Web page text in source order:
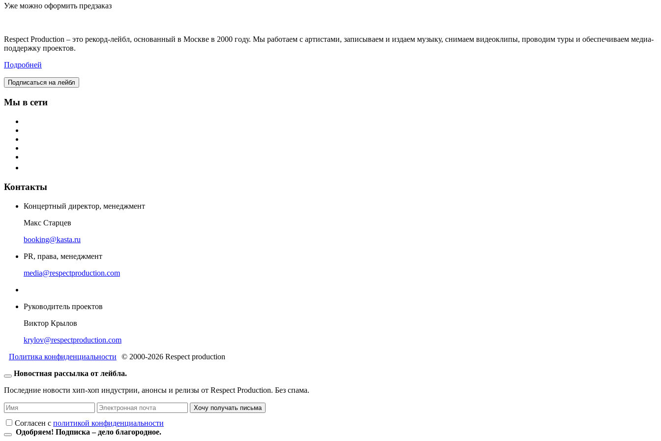
Уже можно оформить предзаказ
Respect Production – это рекорд-лейбл, основанный в Москве в 2000 году. Мы работаем с артистами, записываем и издаем музыку, снимаем видеоклипы, проводим туры и обеспечиваем медиа-
поддержку проектов.
Подробней
Подписаться на лейбл
Мы в сети
Контакты
Концертный директор, менеджмент
Макс Старцев
booking@kasta.ru
PR, права, менеджмент
media@respectproduction.com
Руководитель проектов
Виктор Крылов
krylov@respectproduction.com
Политика конфиденциальности
© 2000-2026 Respect production
Новостная рассылка от лейбла.
Последние новости хип-хоп индустрии, анонсы и релизы от Respect Production. Без спама.
Хочу получать письма
Согласен c политикой конфиденциальности
Одобряем! Подписка – дело благородное.